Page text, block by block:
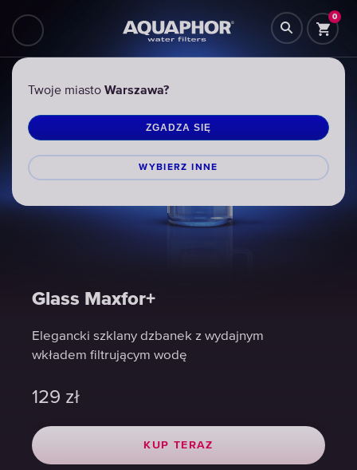
Twoje miasto Warszawa?
ZGADZA SIĘ
WYBIERZ INNЕ
0
Glass Maxfor+
Elegancki szklany dzbanek z wydajnym
wkładem filtrującym wodę
129 zł
KUP TERAZ
Glass Maxfor+
Elegancki szklany dzbanek z wydajnym
wkładem filtrującym wodę
129 zł
KUP TERAZ
Glass Maxfor+
Elegancki szklany dzbanek z wydajnym
wkładem filtrującym wodę
129 zł
KUP TERAZ